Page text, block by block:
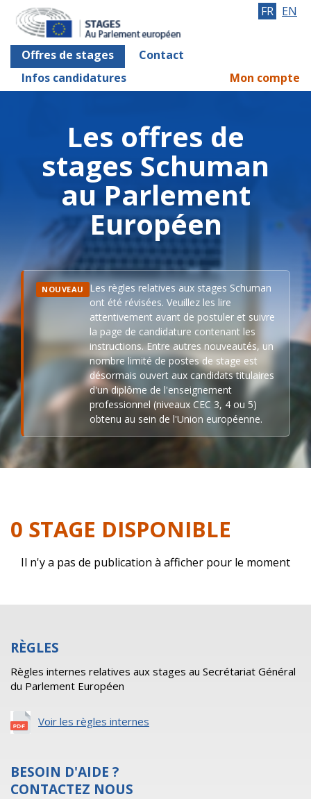
Offres de stages
Contact
Infos candidatures
FR EN
Mon compte
Les offres de
stages Schuman
au Parlement
Européen
NOUVEAU
Les règles relatives aux stages Schuman
ont été révisées. Veuillez les lire
attentivement avant de postuler et suivre
la page de candidature contenant les
instructions. Entre autres nouveautés, un
nombre limité de postes de stage est
désormais ouvert aux candidats titulaires
d'un diplôme de l'enseignement
professionnel (niveaux CEC 3, 4 ou 5)
obtenu au sein de l'Union européenne.
0 STAGE DISPONIBLE
Il n'y a pas de publication à afficher pour le moment
RÈGLES
Règles internes relatives aux stages au Secrétariat Général
du Parlement Européen
Voir les règles internes
BESOIN D'AIDE ?
CONTACTEZ NOUS